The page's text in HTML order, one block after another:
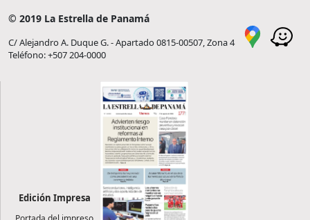
© 2019 La Estrella de Panamá
C/ Alejandro A. Duque G. - Apartado 0815-00507, Zona 4
Teléfono: +507 204-0000
Edición Impresa